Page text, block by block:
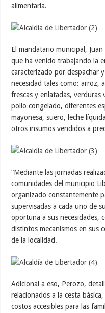
alimentaria.
El mandatario municipal,
que ha venido trabajando la
caracterizado por despachar
necesidad tales como: arroz,
frescas y enlatadas,
pollo congelado, diferentes
mayonesa, suero, leche
otros insumos vendidos a
“Mediante las jornadas
comunidades del municipio
organizado constantemente
supervisadas a cada uno de
oportuna a sus necesidades,
distintos mecanismos en sus
de la localidad.
Adicional a eso, Perozo,
relacionados a la cesta
costos accesibles para las